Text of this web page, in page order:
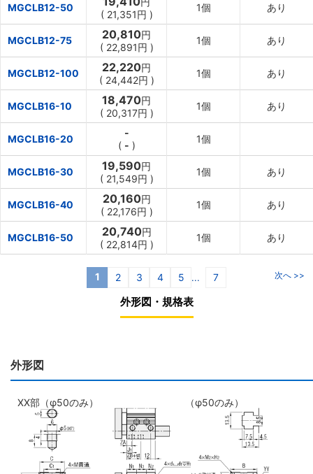
MGCLB12-50
( 21,351円 )
1個 あり
MGCLB12-75 20,810円
( 22,891円 )
1個 あり
MGCLB12-100 22,220円
( 24,442円 )
1個 あり
MGCLB16-10 18,470円
( 20,317円 )
1個 あり
MGCLB16-20
-
( - )
1個
MGCLB16-30 19,590円
( 21,549円 )
1個 あり
MGCLB16-40 20,160円
( 22,176円 )
1個 あり
MGCLB16-50 20,740円
( 22,814円 )
1個 あり
1 2 3 4 5 ... 7 次へ >>
外形図・規格表
外形図
XX部（φ50のみ） （φ50のみ）